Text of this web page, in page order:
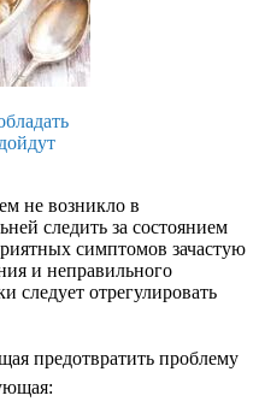
не возникло в
следить за состоянием
симптомов зачастую
и неправильного
следует отрегулировать
предотвратить проблему